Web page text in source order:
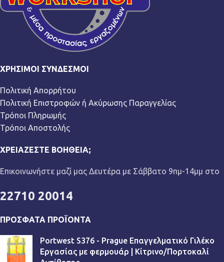
ΧΡΉΣΙΜΟΙ ΣΎΝΔΕΣΜΟΙ
Πολιτική Απορρήτου
Πολιτική Επιστροφών ή Ακύρωσης Παραγγελίας
Τρόποι Πληρωμής
Τρόποι Αποστολής
ΧΡΕΙΆΖΕΣΤΕ ΒΟΉΘΕΙΑ;
Επικοινωνήστε μαζί μας Δευτέρα με Σάββατο 9πμ-14μμ στο
22710 20014
ΠΡΌΣΦΑΤΑ ΠΡΟΪΌΝΤΑ
Portwest S376 - Prague Επαγγελματικό Γιλέκο
Εργασίας με φερμουάρ | Κίτρινο/Πορτοκαλί